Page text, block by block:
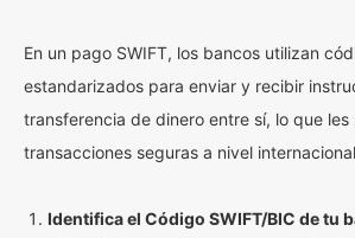
En un pago SWIFT, los bancos utilizan
estandarizados para enviar y recibir
transferencia de dinero entre sí, lo que
transacciones seguras a nivel
Identifica el Código SWIFT/BIC de tu